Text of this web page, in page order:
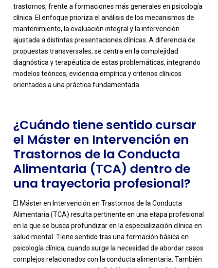
trastornos, frente a formaciones más generales en psicología
clínica. El enfoque prioriza el análisis de los mecanismos de
mantenimiento, la evaluación integral y la intervención
ajustada a distintas presentaciones clínicas. A diferencia de
propuestas transversales, se centra en la complejidad
diagnóstica y terapéutica de estas problemáticas, integrando
modelos teóricos, evidencia empírica y criterios clínicos
orientados a una práctica fundamentada.
-
¿Cuándo tiene sentido cursar
el Máster en Intervención en
Trastornos de la Conducta
Alimentaria (TCA) dentro de
una trayectoria profesional?
El Máster en Intervención en Trastornos de la Conducta
Alimentaria (TCA) resulta pertinente en una etapa profesional
en la que se busca profundizar en la especialización clínica en
salud mental. Tiene sentido tras una formación básica en
psicología clínica, cuando surge la necesidad de abordar casos
complejos relacionados con la conducta alimentaria. También